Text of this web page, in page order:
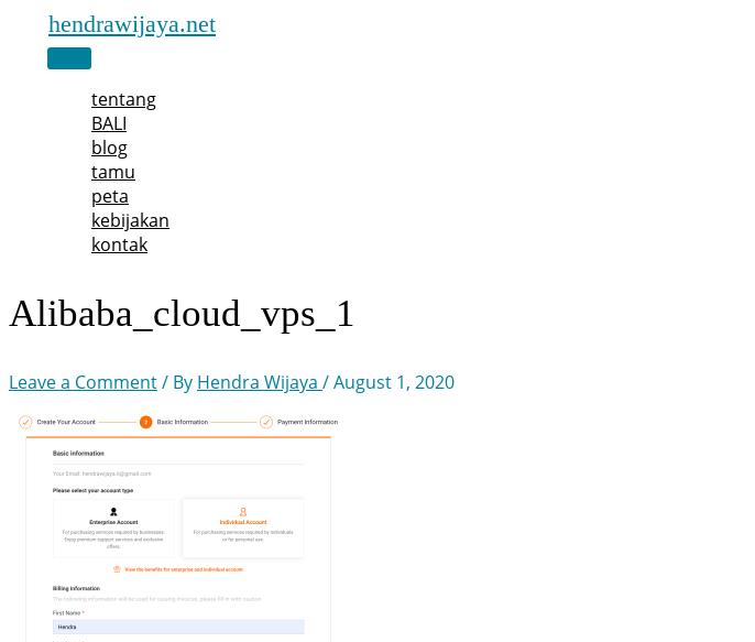
content
hendrawijaya.net
Main
tentang
BALI
blog
tamu
peta
kebijakan
kontak
Alibaba_cloud_vps_1
Leave a Comment/ By Hendra Wijaya /August 1, 2020